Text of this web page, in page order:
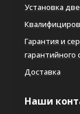
Установка
Гарантия и
гарантийного
Доставка
Наши